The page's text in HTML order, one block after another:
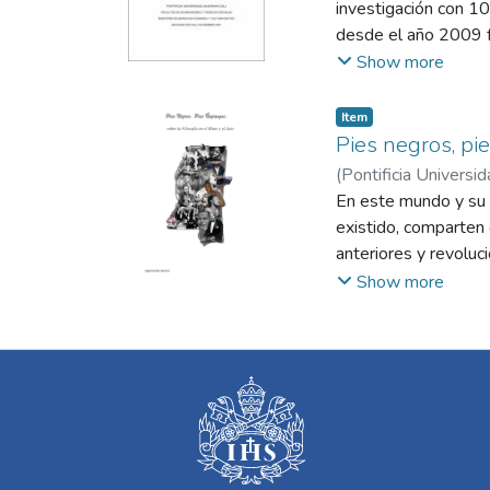
investigación con
desde el año 2009
identificó que las
la comunidad a
agroecológica, la
economía de la
territorio.
Show more
Item
Pies negros,
(Pontificia
En este mundo y
existido,
anteriores y
en este título;
conocer y destella
nos es menester
vive, y expresar
explicitar,
Show more